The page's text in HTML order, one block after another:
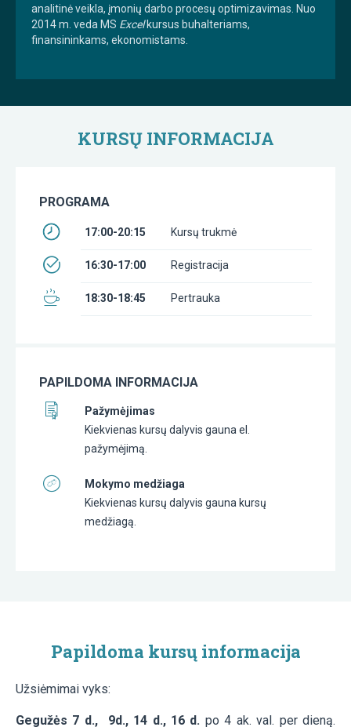
analitinė veikla, įmonių darbo procesų optimizavimas. Nuo
2014 m. veda MS Excelkursus buhalteriams,
finansininkams, ekonomistams.
KURSŲ INFORMACIJA
PROGRAMA
17:00-20:15 Kursų trukmė
16:30-17:00 Registracija
18:30-18:45 Pertrauka
PAPILDOMA INFORMACIJA
Pažymėjimas
Kiekvienas kursų dalyvis gauna el.
pažymėjimą.
Mokymo medžiaga
Kiekvienas kursų dalyvis gauna kursų
medžiagą.
Papildoma kursų informacija
Užsiėmimai vyks:
Gegužės 7 d., 9d., 14 d., 16 d. po 4 ak. val. per dieną.